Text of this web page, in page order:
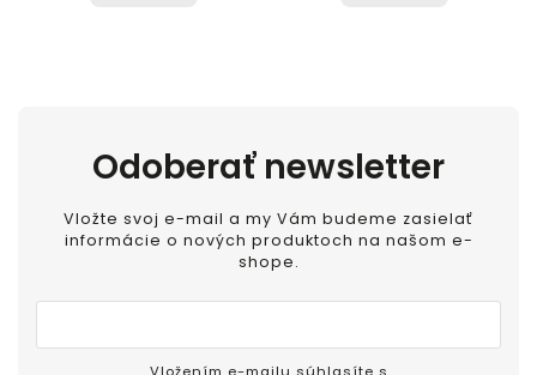
Odoberať newsletter
Vložte svoj e-mail a my Vám budeme zasielať
informácie o nových produktoch na našom e-
shope.